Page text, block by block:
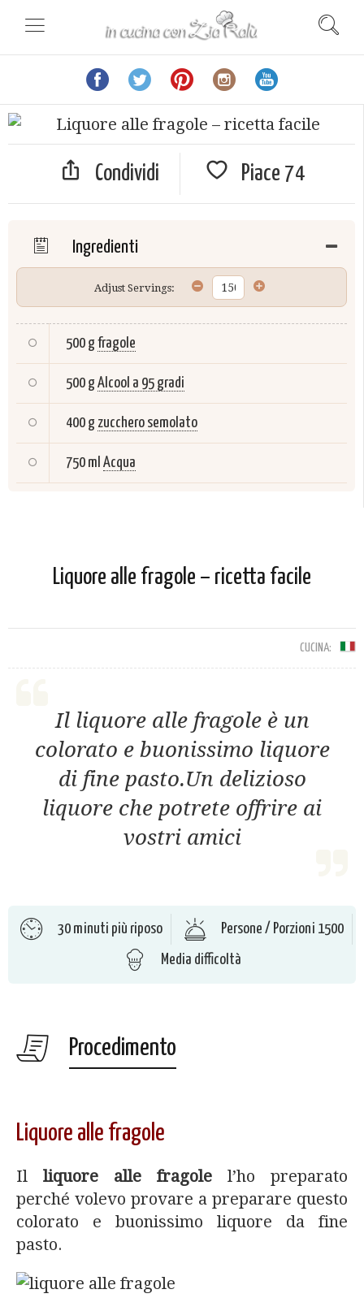
Condividi Piace 74
Ingredienti
Adjust Servings:
500 gfragole
500 gAlcool a 95 gradi
400 g zucchero semolato
750 ml Acqua
Liquore alle fragole – ricetta facile
CUCINA:
Il liquore alle fragole è un
colorato e buonissimo liquore
di fine pasto.Un delizioso
liquore che potrete offrire ai
vostri amici
30 minuti più riposo
Persone / Porzioni 1500
Media difficoltà
Procedimento
Liquore alle fragole
Il liquore alle fragole l’ho preparato
perché volevo provare a preparare questo
colorato e buonissimo liquore da fine
pasto.